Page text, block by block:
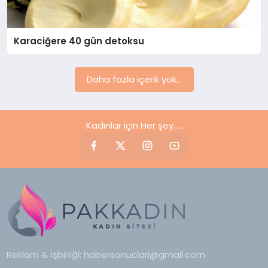
YAŞAM
YEMEK
Karaciğere 40 gün detoksu
Daha fazla içerik yok...
Kadınlar için Her şey.....
Reklam & İşbirliği: habersonuclari@gmail.com